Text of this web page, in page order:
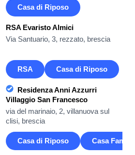
Casa di Riposo
RSA Evaristo Almici
Via Santuario, 3, rezzato, brescia
Casa Famiglia
RSA Casa di Riposo
Residenza Anni Azzurri
Villaggio San Francesco
via del marinaio, 2, villanuova sul
clisi, brescia
Casa di Riposo Casa Famiglia